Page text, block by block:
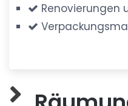
Renovierungen